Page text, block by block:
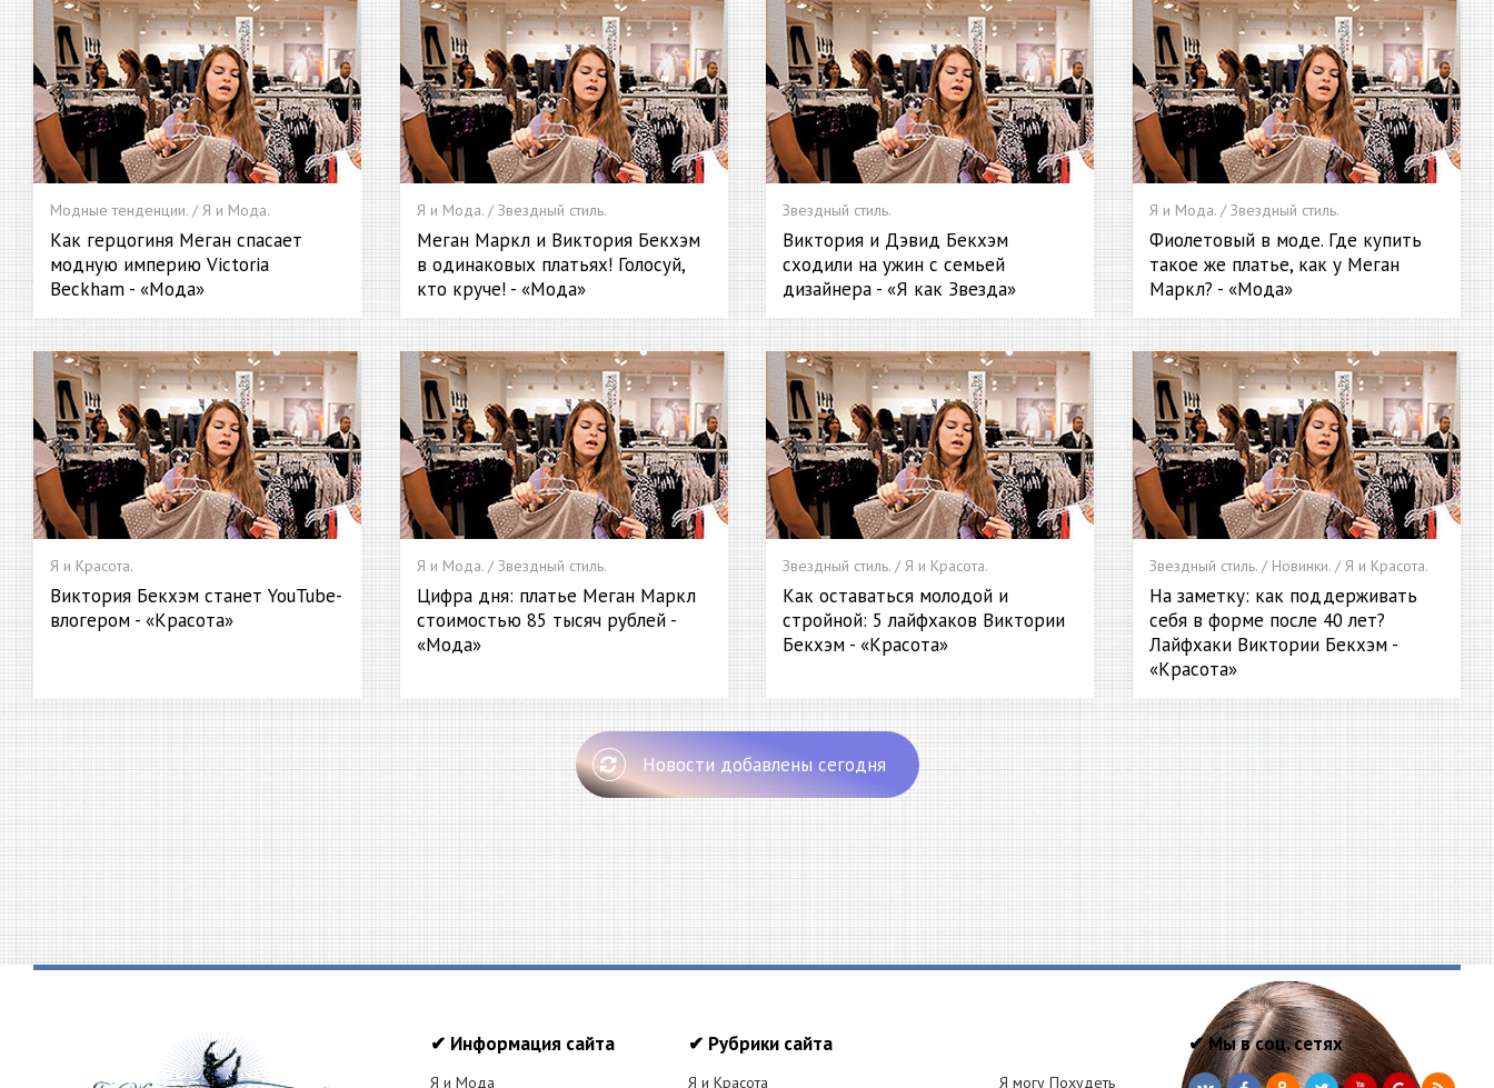
Модные тенденции. / Я и Мода.
Как герцогиня Меган спасает
модную империю Victoria
Beckham - «Мода»
Я и Мода. / Звездный стиль.
Меган Маркл и Виктория Бекхэм
в одинаковых платьях! Голосуй,
кто круче! - «Мода»
Звездный стиль.
Виктория и Дэвид Бекхэм
сходили на ужин с семьей
дизайнера - «Я как Звезда»
Я и Мода. / Звездный стиль.
Фиолетовый в моде. Где купить
такое же платье, как у Меган
Маркл? - «Мода»
Я и Красота.
Виктория Бекхэм станет YouTube-
влогером - «Красота»
Я и Мода. / Звездный стиль.
Цифра дня: платье Меган Маркл
стоимостью 85 тысяч рублей -
«Мода»
Звездный стиль. / Я и Красота.
Как оставаться молодой и
стройной: 5 лайфхаков Виктории
Бекхэм - «Красота»
Звездный стиль. / Новинки. / Я и Красота.
На заметку: как поддерживать
себя в форме после 40 лет?
Лайфхаки Виктории Бекхэм -
«Красота»
Новости добавлены сегодня
✔ Информация сайта
Я и Мода
✔ Рубрики сайта
Я и Красота Я могу Похудеть
✔ Мы в соц. сетях